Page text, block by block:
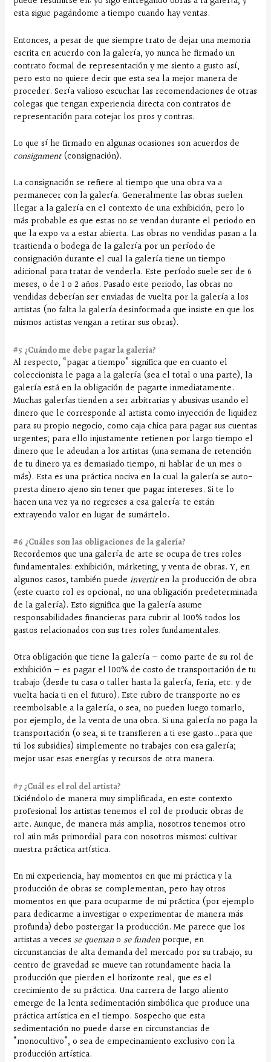
esta sigue pagándome a tiempo cuando hay ventas.
Entonces, a pesar de que siempre trato de dejar una memoria
escrita en acuerdo con la galería, yo nunca he firmado un
contrato formal de representación y me siento a gusto así,
pero esto no quiere decir que esta sea la mejor manera de
proceder. Sería valioso escuchar las recomendaciones de otras
colegas que tengan experiencia directa con contratos de
representación para cotejar los pros y contras.
Lo que sí he firmado en algunas ocasiones son acuerdos de
consignment(consignación).
La consignación se refiere al tiempo que una obra va a
permanecer con la galería. Generalmente las obras suelen
llegar a la galería en el contexto de una exhibición, pero lo
más probable es que estas no se vendan durante el periodo en
que la expo va a estar abierta. Las obras no vendidas pasan a la
trastienda o bodega de la galería por un período de
consignación durante el cual la galería tiene un tiempo
adicional para tratar de venderla. Este período suele ser de 6
meses, o de 1 o 2 años. Pasado este periodo, las obras no
vendidas deberían ser enviadas de vuelta por la galería a los
artistas (no falta la galería desinformada que insiste en que los
mismos artistas vengan a retirar sus obras).
#5 ¿Cuándo me debe pagar la galería?
Al respecto, “pagar a tiempo” significa que en cuanto el
coleccionista le paga a la galería (sea el total o una parte), la
galería está en la obligación de pagarte inmediatamente.
Muchas galerías tienden a ser arbitrarias y abusivas usando el
dinero que le corresponde al artista como inyección de liquidez
para su propio negocio, como caja chica para pagar sus cuentas
urgentes; para ello injustamente retienen por largo tiempo el
dinero que le adeudan a los artistas (una semana de retención
de tu dinero ya es demasiado tiempo, ni hablar de un mes o
más). Esta es una práctica nociva en la cual la galería se auto-
presta dinero ajeno sin tener que pagar intereses. Si te lo
hacen una vez ya no regreses a esa galería: te están
extrayendo valor en lugar de sumártelo.
#6 ¿Cuáles son las obligaciones de la galería?
Recordemos que una galería de arte se ocupa de tres roles
fundamentales: exhibición, márketing, y venta de obras. Y, en
algunos casos, también puede invertiren la producción de obra
(este cuarto rol es opcional, no una obligación predeterminada
de la galería). Esto significa que la galería asume
responsabilidades financieras para cubrir al 100% todos los
gastos relacionados con sus tres roles fundamentales.
Otra obligación que tiene la galería — como parte de su rol de
exhibición — es pagar el 100% de costo de transportación de tu
trabajo (desde tu casa o taller hasta la galería, feria, etc. y de
vuelta hacia ti en el futuro). Este rubro de transporte no es
reembolsable a la galería, o sea, no pueden luego tomarlo,
por ejemplo, de la venta de una obra. Si una galería no paga la
transportación (o sea, si te transfieren a ti ese gasto…para que
tú los subsidies) simplemente no trabajes con esa galería;
mejor usar esas energías y recursos de otra manera.
#7 ¿Cuál es el rol del artista?
Diciéndolo de manera muy simplificada, en este contexto
profesional los artistas tenemos el rol de producir obras de
arte. Aunque, de manera más amplia, nosotros tenemos otro
rol aún más primordial para con nosotros mismos: cultivar
nuestra práctica artística.
En mi experiencia, hay momentos en que mi práctica y la
producción de obras se complementan, pero hay otros
momentos en que para ocuparme de mi práctica (por ejemplo
para dedicarme a investigar o experimentar de manera más
profunda) debo postergar la producción. Me parece que los
artistas a veces se quemano se funden porque, en
circunstancias de alta demanda del mercado por su trabajo, su
centro de gravedad se mueve tan rotundamente hacia la
producción que pierden el horizonte real, que es el
crecimiento de su práctica. Una carrera de largo aliento
emerge de la lenta sedimentación simbólica que produce una
práctica artística en el tiempo. Sospecho que esta
sedimentación no puede darse en circunstancias de
“monocultivo”, o sea de empecinamiento exclusivo con la
producción artística.